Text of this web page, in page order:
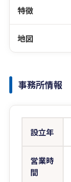
特徴
地図
事務所情報
設立年
営業時
間